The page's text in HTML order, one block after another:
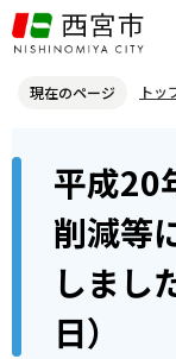
こ
の
ジ
現在のページ トッ
レジ袋削減に関する調
成20年11月26日）
平成
削減等
しまし
日）